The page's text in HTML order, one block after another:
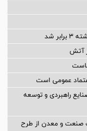
شد
عمومی است
راهبردی و توسعه
صنعت و معدن از طرح